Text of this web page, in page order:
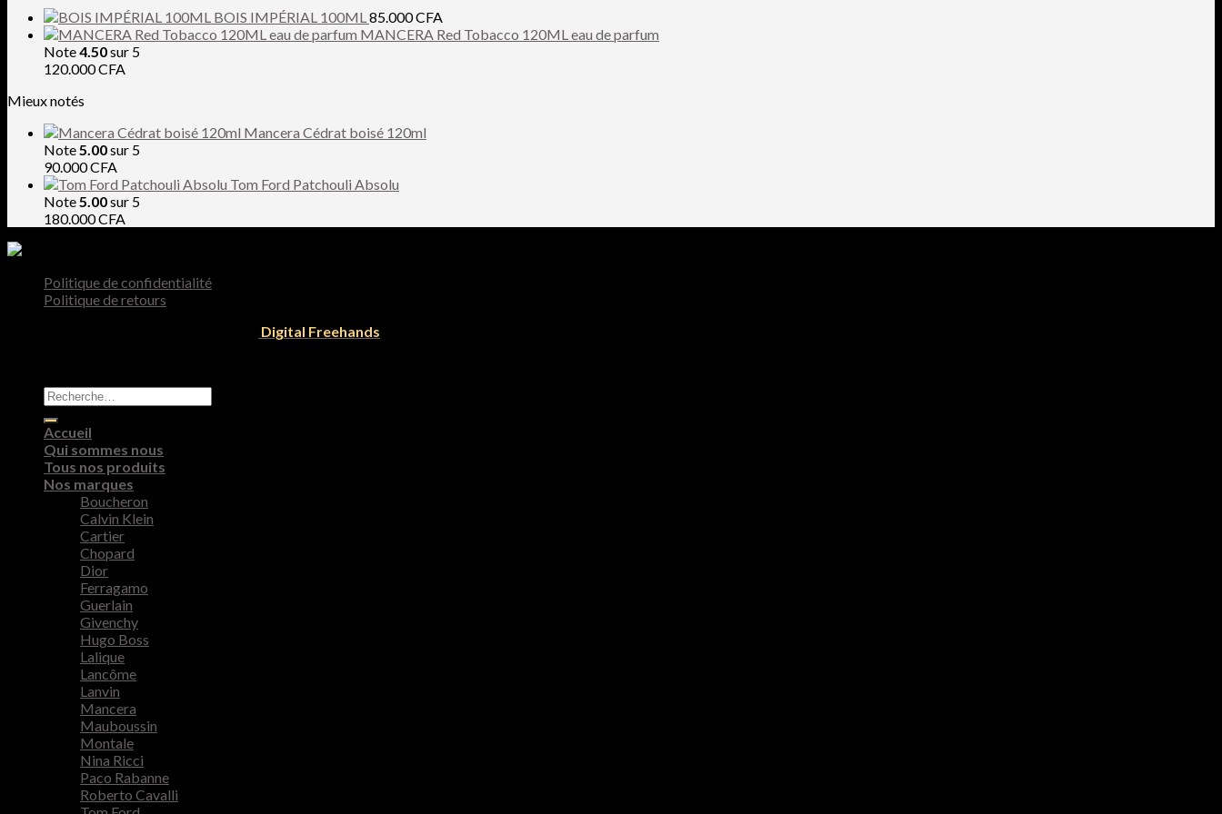
BOIS IMPÉRIAL 100ML85.000CFA
MANCERA Red Tobacco 120ML eau de parfum
Note4.50sur 5
120.000CFA
Mieux notés
Mancera Cédrat boisé 120ml
Note5.00sur 5
90.000CFA
Tom Ford Patchouli Absolu
Note5.00sur 5
180.000CFA
Politique de confidentialité
Politique de retours
Digital Freehands
Recherche
pour :
Accueil
Qui sommes nous
Tous nos produits
Nos marques
Boucheron
Calvin Klein
Cartier
Chopard
Dior
Ferragamo
Guerlain
Givenchy
Hugo Boss
Lalique
Lancôme
Lanvin
Mancera
Mauboussin
Montale
Nina Ricci
Paco Rabanne
Roberto Cavalli